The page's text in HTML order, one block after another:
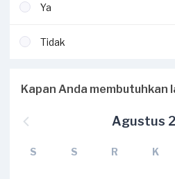
Ya
Tidak
Kapan Anda membutuhkan
Agustus
S S R K